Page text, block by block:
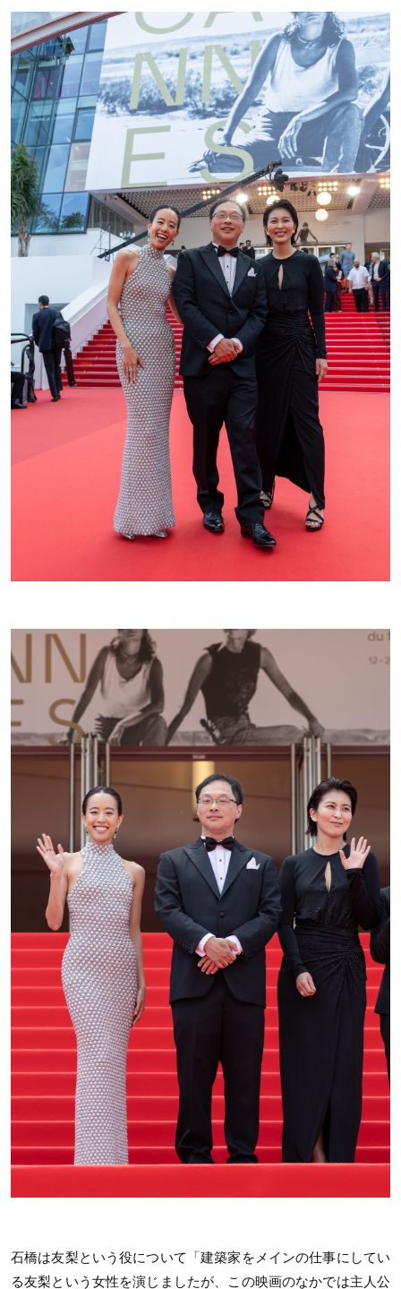
石橋は友梨という役について「建築家をメインの仕事にしてい
る友梨という女性を演じましたが、この映画のなかでは主人公